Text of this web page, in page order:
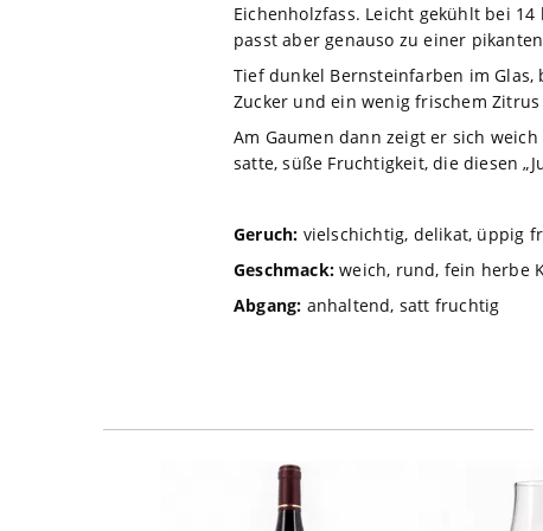
Eichenholzfass. Leicht gekühlt bei
passt aber genauso zu einer
Tief dunkel Bernsteinfarben im
Zucker und ein wenig frischem
Am Gaumen dann zeigt er sich
satte, süße Fruchtigkeit, die diesen
Geruch: vielschichtig, delikat, üppig
Geschmack: weich, rund, fein herbe
Abgang: anhaltend, satt fruchtig